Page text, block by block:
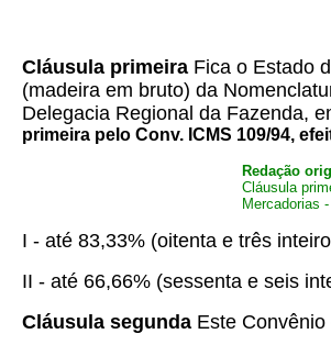
Cláusula primeira Fica o Estado
(madeira em bruto) da
Delegacia Regional da Fazenda,
primeira pelo Conv. ICMS 109/94,
Redação
Cláusula
Mercadorias
I - até 83,33% (oitenta e três
II - até 66,66% (sessenta e seis
Cláusula segunda Este